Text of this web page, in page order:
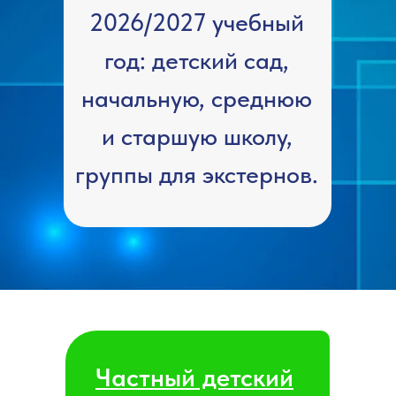
2026/2027 учебный
год: детский сад,
начальную, среднюю
и старшую школу,
группы для экстернов.
Частный детский